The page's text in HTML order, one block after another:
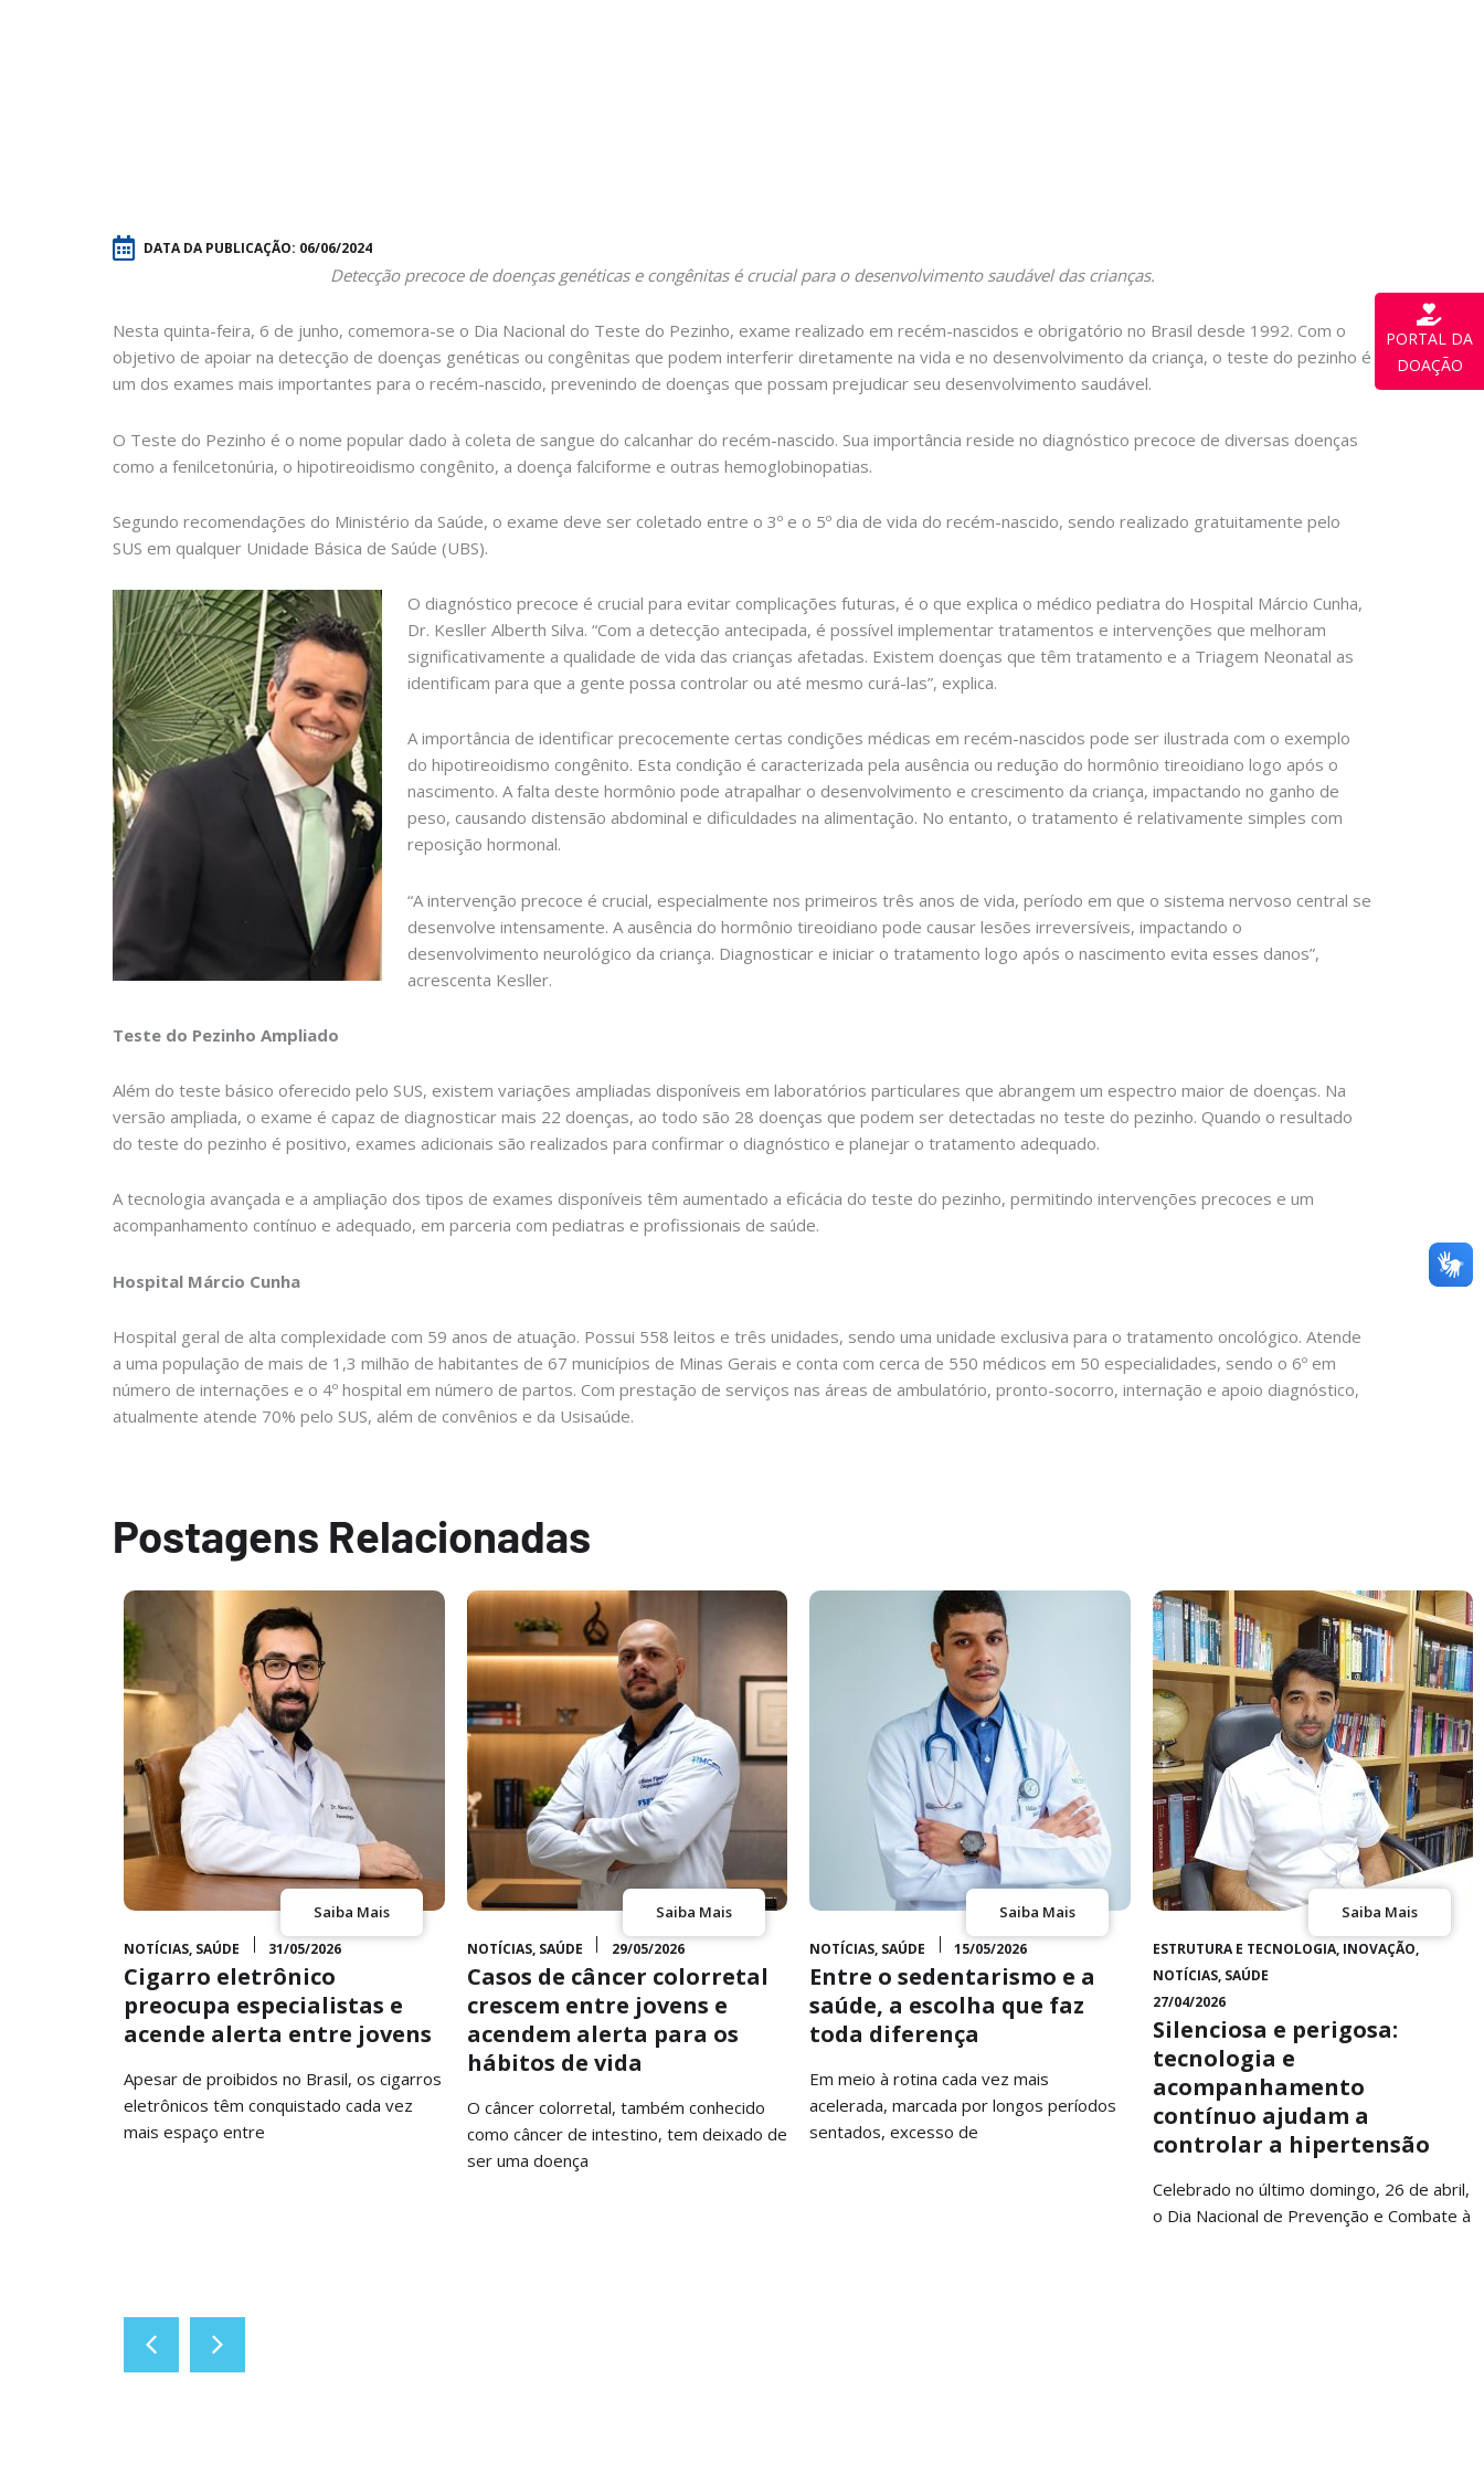
PORTAL DA
DOAÇÃO
DATA DA PUBLICAÇÃO: 06/06/2024
Detecção precoce de doenças genéticas e congênitas é crucial para o desenvolvimento saudável das crianças.
Nesta quinta-feira, 6 de junho, comemora-se o Dia Nacional do Teste do Pezinho, exame realizado em recém-nascidos e obrigatório no Brasil desde 1992. Com o
objetivo de apoiar na detecção de doenças genéticas ou congênitas que podem interferir diretamente na vida e no desenvolvimento da criança, o teste do pezinho é
um dos exames mais importantes para o recém-nascido, prevenindo de doenças que possam prejudicar seu desenvolvimento saudável.
O Teste do Pezinho é o nome popular dado à coleta de sangue do calcanhar do recém-nascido. Sua importância reside no diagnóstico precoce de diversas doenças
como a fenilcetonúria, o hipotireoidismo congênito, a doença falciforme e outras hemoglobinopatias.
Segundo recomendações do Ministério da Saúde, o exame deve ser coletado entre o 3º e o 5º dia de vida do recém-nascido, sendo realizado gratuitamente pelo
SUS em qualquer Unidade Básica de Saúde (UBS).
O diagnóstico precoce é crucial para evitar complicações futuras, é o que explica o médico pediatra do Hospital Márcio Cunha,
Dr. Kesller Alberth Silva. “Com a detecção antecipada, é possível implementar tratamentos e intervenções que melhoram
significativamente a qualidade de vida das crianças afetadas. Existem doenças que têm tratamento e a Triagem Neonatal as
identificam para que a gente possa controlar ou até mesmo curá-las”, explica.
A importância de identificar precocemente certas condições médicas em recém-nascidos pode ser ilustrada com o exemplo
do hipotireoidismo congênito. Esta condição é caracterizada pela ausência ou redução do hormônio tireoidiano logo após o
nascimento. A falta deste hormônio pode atrapalhar o desenvolvimento e crescimento da criança, impactando no ganho de
peso, causando distensão abdominal e dificuldades na alimentação. No entanto, o tratamento é relativamente simples com
reposição hormonal.
“A intervenção precoce é crucial, especialmente nos primeiros três anos de vida, período em que o sistema nervoso central se
desenvolve intensamente. A ausência do hormônio tireoidiano pode causar lesões irreversíveis, impactando o
desenvolvimento neurológico da criança. Diagnosticar e iniciar o tratamento logo após o nascimento evita esses danos”,
acrescenta Kesller.
Teste do Pezinho Ampliado
Além do teste básico oferecido pelo SUS, existem variações ampliadas disponíveis em laboratórios particulares que abrangem um espectro maior de doenças. Na
versão ampliada, o exame é capaz de diagnosticar mais 22 doenças, ao todo são 28 doenças que podem ser detectadas no teste do pezinho. Quando o resultado
do teste do pezinho é positivo, exames adicionais são realizados para confirmar o diagnóstico e planejar o tratamento adequado.
A tecnologia avançada e a ampliação dos tipos de exames disponíveis têm aumentado a eficácia do teste do pezinho, permitindo intervenções precoces e um
acompanhamento contínuo e adequado, em parceria com pediatras e profissionais de saúde.
Hospital Márcio Cunha
Hospital geral de alta complexidade com 59 anos de atuação. Possui 558 leitos e três unidades, sendo uma unidade exclusiva para o tratamento oncológico. Atende
a uma população de mais de 1,3 milhão de habitantes de 67 municípios de Minas Gerais e conta com cerca de 550 médicos em 50 especialidades, sendo o 6º em
número de internações e o 4º hospital em número de partos. Com prestação de serviços nas áreas de ambulatório, pronto-socorro, internação e apoio diagnóstico,
atualmente atende 70% pelo SUS, além de convênios e da Usisaúde.
Postagens Relacionadas
Saiba Mais
NOTÍCIAS, SAÚDE 31/05/2026
Cigarro eletrônico
preocupa especialistas e
acende alerta entre jovens
Apesar de proibidos no Brasil, os cigarros
eletrônicos têm conquistado cada vez
mais espaço entre
Saiba Mais
NOTÍCIAS, SAÚDE 29/05/2026
Casos de câncer colorretal
crescem entre jovens e
acendem alerta para os
hábitos de vida
O câncer colorretal, também conhecido
como câncer de intestino, tem deixado de
ser uma doença
Saiba Mais
NOTÍCIAS, SAÚDE 15/05/2026
Entre o sedentarismo e a
saúde, a escolha que faz
toda diferença
Em meio à rotina cada vez mais
acelerada, marcada por longos períodos
sentados, excesso de
Saiba Mais
ESTRUTURA E TECNOLOGIA, INOVAÇÃO,
NOTÍCIAS, SAÚDE
27/04/2026
Silenciosa e perigosa:
tecnologia e
acompanhamento
contínuo ajudam a
controlar a hipertensão
Celebrado no último domingo, 26 de abril,
o Dia Nacional de Prevenção e Combate à